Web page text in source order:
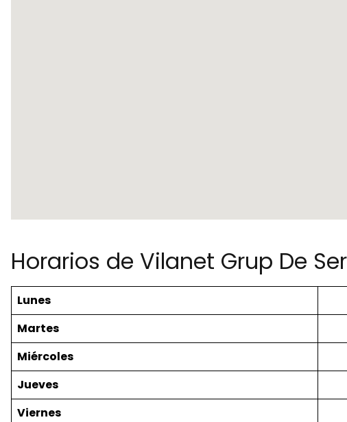
Horarios de Vilanet Grup De
Lunes
Martes
Miércoles
Jueves
Viernes